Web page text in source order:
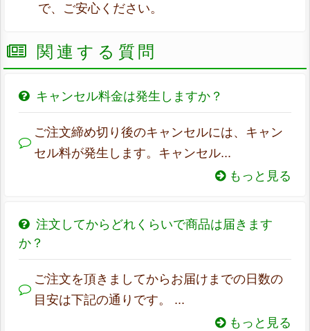
で、ご安心ください。
関連する質問
キャンセル料金は発生しますか？
ご注文締め切り後のキャンセルには、キャン
セル料が発生します。キャンセル...
もっと見る
注文してからどれくらいで商品は届きます
か？
ご注文を頂きましてからお届けまでの日数の
目安は下記の通りです。 ...
もっと見る